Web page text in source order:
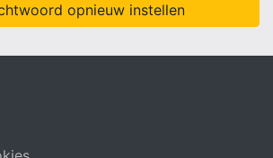
opnieuw instellen